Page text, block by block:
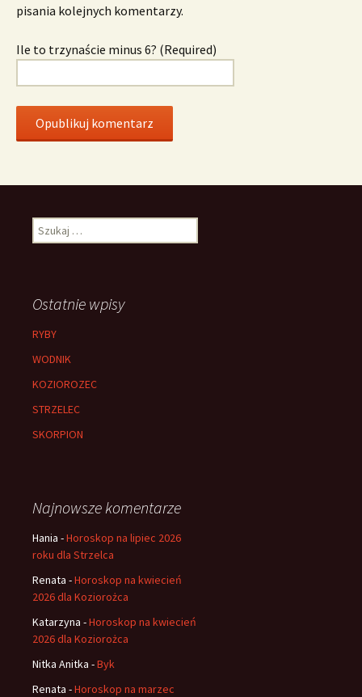
pisania kolejnych komentarzy.
Ile to trzynaście minus 6? (Required)
Szukaj:
Ostatnie wpisy
RYBY
WODNIK
KOZIOROZEC
STRZELEC
SKORPION
Najnowsze komentarze
Hania -Horoskop na lipiec 2026
roku dla Strzelca
Renata -Horoskop na kwiecień
2026 dla Koziorożca
Katarzyna -Horoskop na kwiecień
2026 dla Koziorożca
Nitka Anitka -Byk
Renata -Horoskop na marzec